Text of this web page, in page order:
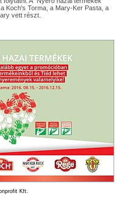
Koch's Torma, a Mary-Ker Pasta, a
vett részt.
Kft.